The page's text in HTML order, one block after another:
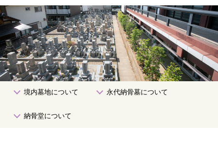
境内墓地について 永代納骨墓について
納骨堂について